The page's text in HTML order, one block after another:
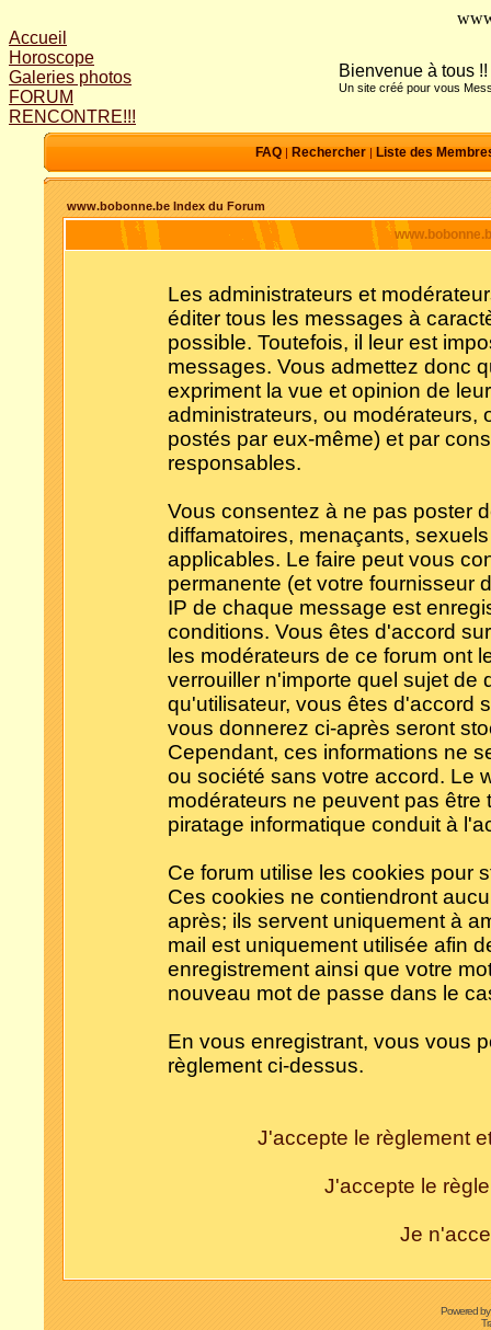
Accueil
Horoscope
Galeries photos
FORUM
RENCONTRE!!!
Bienvenue à tous !!
Un site créé pour vous
FAQ| Rechercher| Liste des
www.bobonne.be Index du Forum
Les administrateurs et
éditer tous les messages à
possible. Toutefois, il leur est
messages. Vous admettez donc
expriment la vue et opinion de
administrateurs, ou modérateurs,
postés par eux-même) et par
responsables.
Vous consentez à ne pas poster
diffamatoires, menaçants,
applicables. Le faire peut vous
permanente (et votre fournisseur
IP de chaque message est
conditions. Vous êtes d'accord
les modérateurs de ce forum ont
verrouiller n'importe quel sujet de
qu'utilisateur, vous êtes d'accord
vous donnerez ci-après seront
Cependant, ces informations ne
ou société sans votre accord. Le
modérateurs ne peuvent pas
piratage informatique conduit à
Ce forum utilise les cookies pour
Ces cookies ne contiendront
après; ils servent uniquement à
mail est uniquement utilisée afin
enregistrement ainsi que votre
nouveau mot de passe dans le
En vous enregistrant, vous vous
règlement ci-dessus.
J'accepte le règlement
J'accepte le
Je
Powered by